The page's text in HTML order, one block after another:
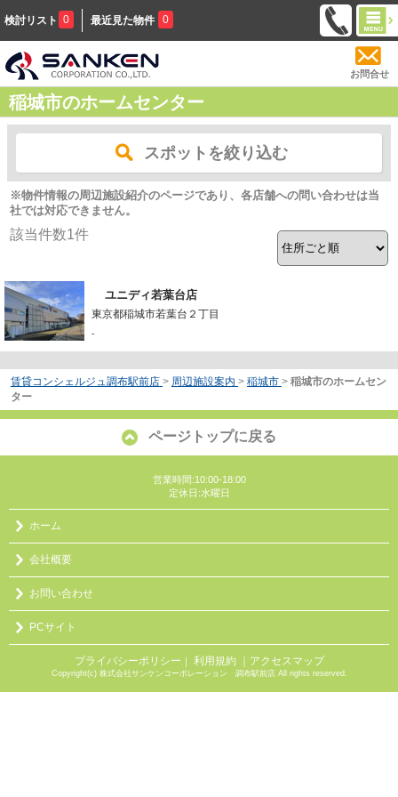
検討リスト 0 最近見た物件 0
お問合せ
稲城市のホームセンター
スポットを絞り込む
※物件情報の周辺施設紹介のページであり、各店舗への問い合わせは当
社では対応できません。
該当件数1件
ユニディ若葉台店
東京都稲城市若葉台２丁目
-
賃貸コンシェルジュ調布駅前店 > 周辺施設案内 > 稲城市 > 稲城市のホームセン
ター
ページトップに戻る
営業時間:10:00-18:00
定休日:水曜日
ホーム
会社概要
お問い合わせ
PCサイト
プライバシーポリシー ｜ 利用規約 ｜アクセスマップ
Copyright(c) 株式会社サンケンコーポレーション 調布駅前店 All rights reserved.